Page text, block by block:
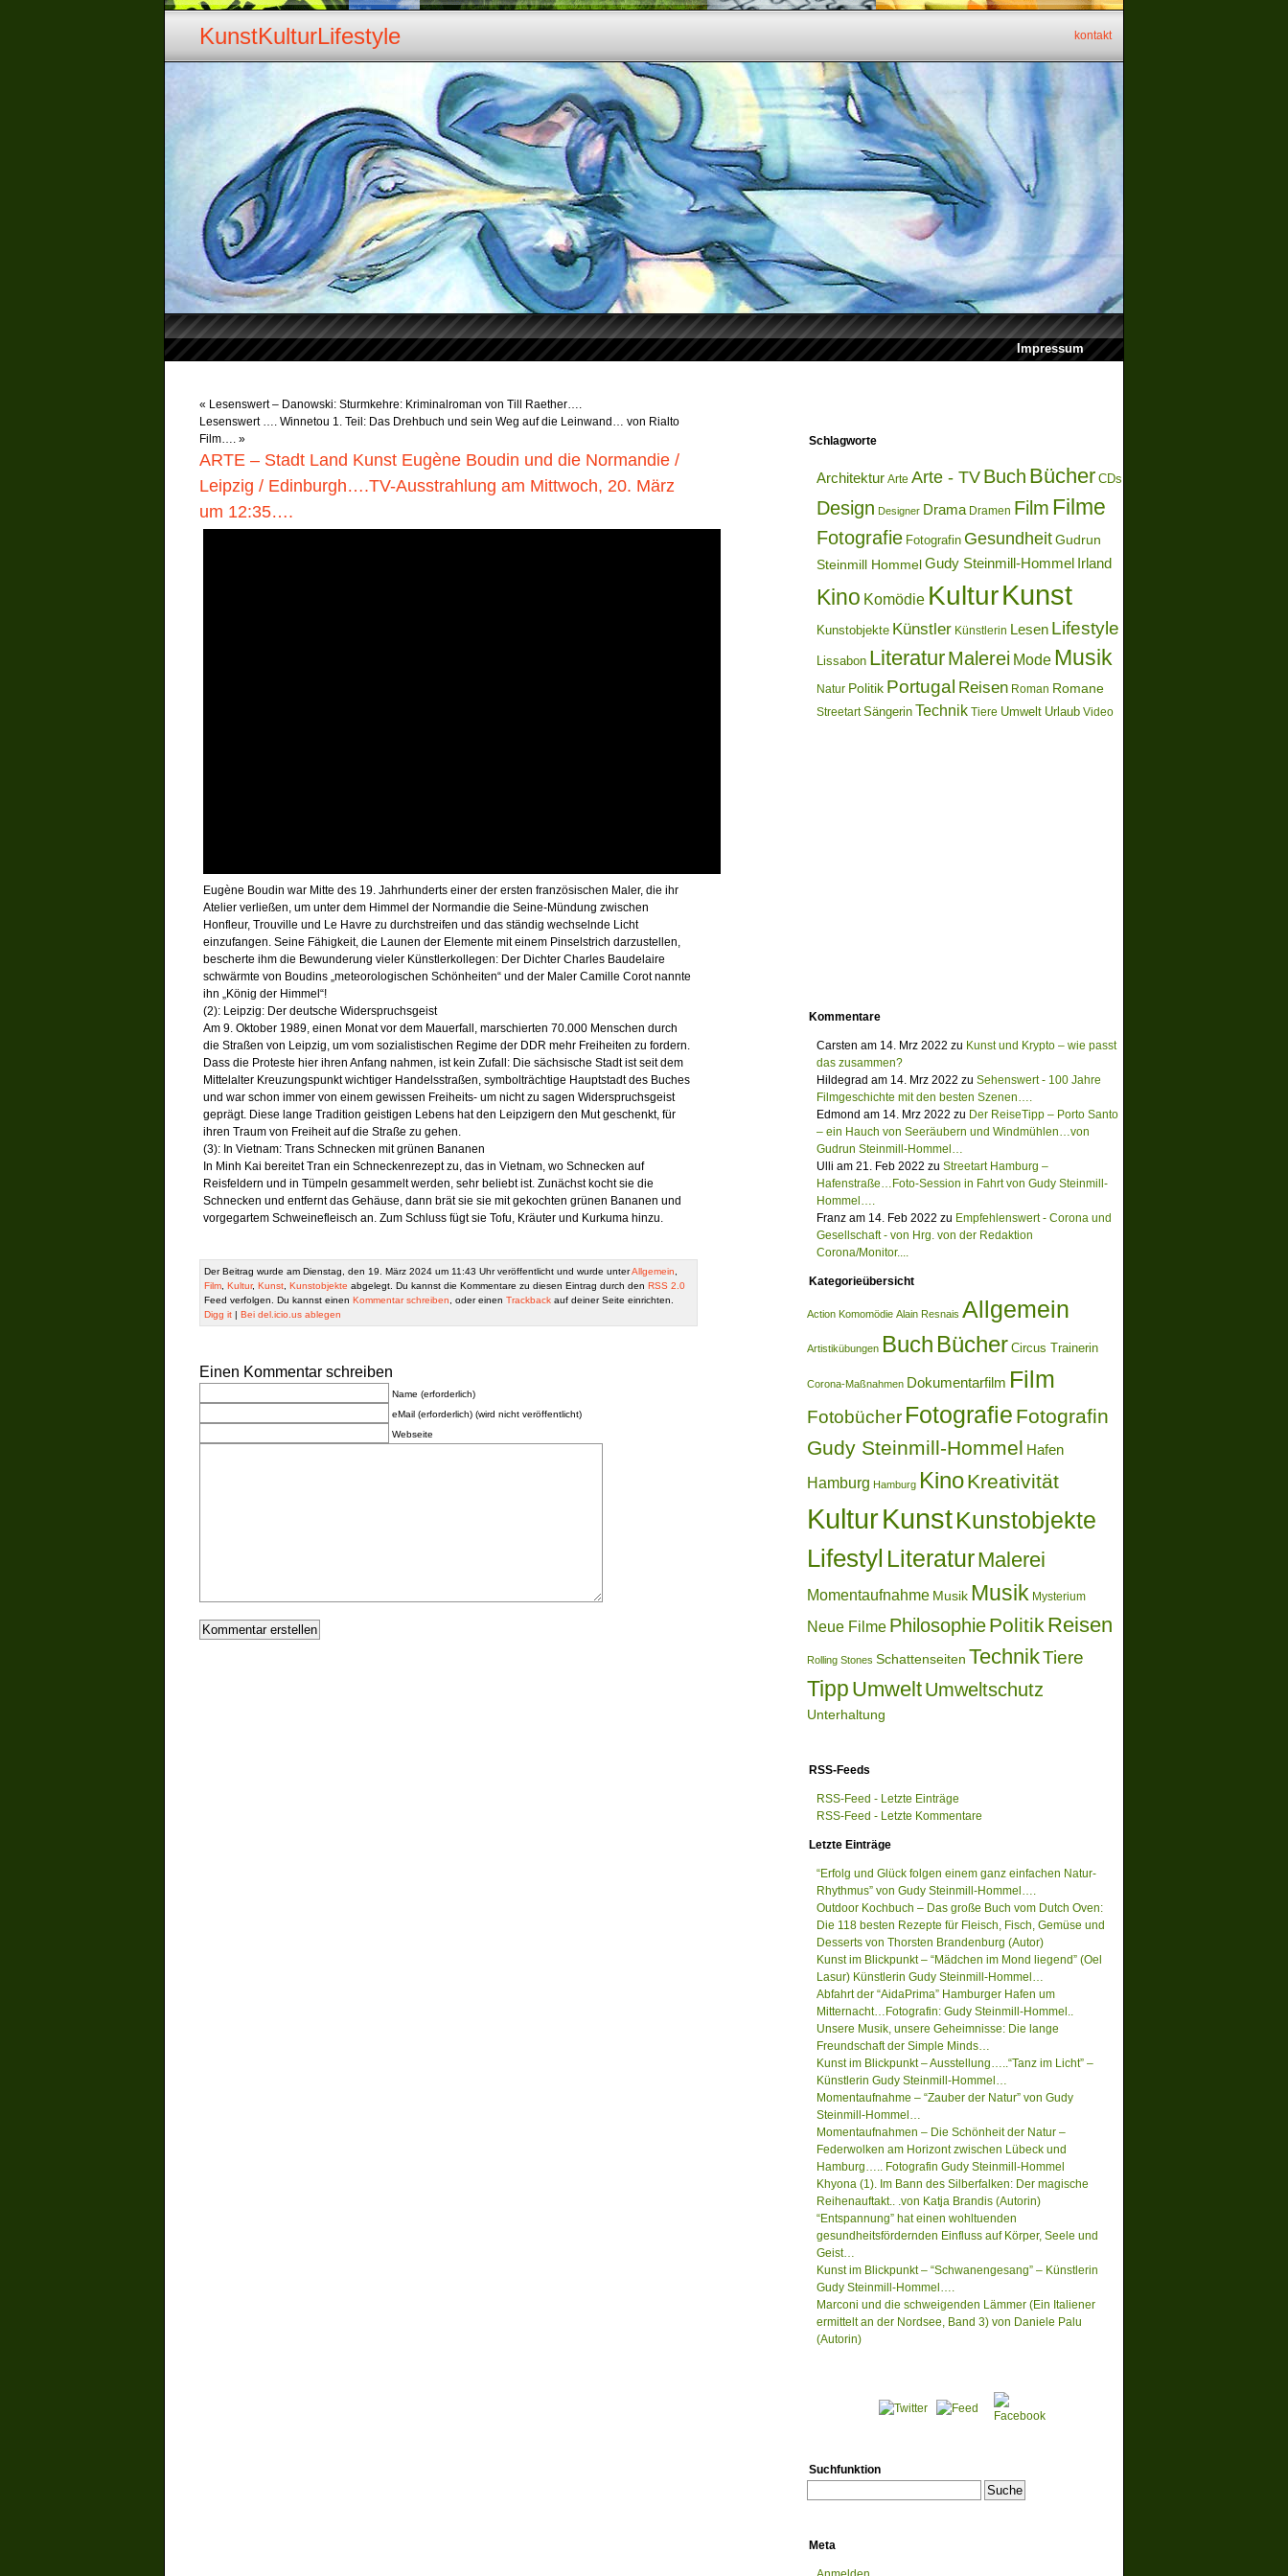
KunstKulturLifestyle kontakt
Impressum
« Lesenswert – Danowski: Sturmkehre: Kriminalroman von Till Raether….
Lesenswert …. Winnetou 1. Teil: Das Drehbuch und sein Weg auf die Leinwand… von Rialto
Film…. »
ARTE – Stadt Land Kunst Eugène Boudin und die Normandie /
Leipzig / Edinburgh….TV-Ausstrahlung am Mittwoch, 20. März
um 12:35….
Eugène Boudin war Mitte des 19. Jahrhunderts einer der ersten französischen Maler, die ihr
Atelier verließen, um unter dem Himmel der Normandie die Seine-Mündung zwischen
Honfleur, Trouville und Le Havre zu durchstreifen und das ständig wechselnde Licht
einzufangen. Seine Fähigkeit, die Launen der Elemente mit einem Pinselstrich darzustellen,
bescherte ihm die Bewunderung vieler Künstlerkollegen: Der Dichter Charles Baudelaire
schwärmte von Boudins „meteorologischen Schönheiten“ und der Maler Camille Corot nannte
ihn „König der Himmel“!
(2): Leipzig: Der deutsche Widerspruchsgeist
Am 9. Oktober 1989, einen Monat vor dem Mauerfall, marschierten 70.000 Menschen durch
die Straßen von Leipzig, um vom sozialistischen Regime der DDR mehr Freiheiten zu fordern.
Dass die Proteste hier ihren Anfang nahmen, ist kein Zufall: Die sächsische Stadt ist seit dem
Mittelalter Kreuzungspunkt wichtiger Handelsstraßen, symbolträchtige Hauptstadt des Buches
und war schon immer von einem gewissen Freiheits- um nicht zu sagen Widerspruchsgeist
geprägt. Diese lange Tradition geistigen Lebens hat den Leipzigern den Mut geschenkt, für
ihren Traum von Freiheit auf die Straße zu gehen.
(3): In Vietnam: Trans Schnecken mit grünen Bananen
In Minh Kai bereitet Tran ein Schneckenrezept zu, das in Vietnam, wo Schnecken auf
Reisfeldern und in Tümpeln gesammelt werden, sehr beliebt ist. Zunächst kocht sie die
Schnecken und entfernt das Gehäuse, dann brät sie sie mit gekochten grünen Bananen und
vorgegartem Schweinefleisch an. Zum Schluss fügt sie Tofu, Kräuter und Kurkuma hinzu.
Der Beitrag wurde am Dienstag, den 19. März 2024 um 11:43 Uhr veröffentlicht und wurde unterAllgemein
Film Kultur, Kunst Kunstobjekte abgelegt. Du kannst die Kommentare zu diesen Eintrag durch den RSS 2.0
Feed verfolgen. Du kannst einen Kommentar schreiben , oder einen Trackback auf deiner Seite einrichten.
Digg it | Bei del.icio.us ablegen
Einen Kommentar schreiben
Name (erforderlich)
eMail (erforderlich) (wird nicht veröffentlicht)
Webseite
Schlagworte
Architektur Arte Arte - TVBuch Bücher CDs
Design Designer Drama Dramen Film Filme
Fotografie Fotografin Gesundheit Gudrun
Steinmill Hommel Gudy Steinmill-Hommel Irland
Kino Komödie KulturKunst
Kunstobjekte Künstler Künstlerin Lesen Lifestyle
Lissabon LiteraturMalerei Mode Musik
Natur Politik Portugal Reisen Roman Romane
Streetart Sängerin Technik Tiere Umwelt Urlaub Video
Kommentare
Carsten am 14. Mrz 2022 zu Kunst und Krypto – wie passt
das zusammen?
Hildegrad am 14. Mrz 2022 zu Sehenswert - 100 Jahre
Filmgeschichte mit den besten Szenen….
Edmond am 14. Mrz 2022 zu Der ReiseTipp – Porto Santo
– ein Hauch von Seeräubern und Windmühlen…von
Gudrun Steinmill-Hommel…
Ulli am 21. Feb 2022 zu Streetart Hamburg –
Hafenstraße…Foto-Session in Fahrt von Gudy Steinmill-
Hommel….
Franz am 14. Feb 2022 zu Empfehlenswert - Corona und
Gesellschaft - von Hrg. von der Redaktion
Corona/Monitor....
Kategorieübersicht
Action Komomödie Alain Resnais Allgemein
Artistikübungen Buch Bücher Circus Trainerin
Corona-Maßnahmen Dokumentarfilm Film
Fotobücher Fotografie Fotografin
Gudy Steinmill-Hommel Hafen
Hamburg Hamburg KinoKreativität
KulturKunstKunstobjekte
Lifestyl LiteraturMalerei
Momentaufnahme Musik Musik Mysterium
Neue Filme PhilosophiePolitik Reisen
Rolling Stones Schattenseiten TechnikTiere
Tipp UmweltUmweltschutz
Unterhaltung
RSS-Feeds
RSS-Feed - Letzte Einträge
RSS-Feed - Letzte Kommentare
Letzte Einträge
“Erfolg und Glück folgen einem ganz einfachen Natur-
Rhythmus” von Gudy Steinmill-Hommel….
Outdoor Kochbuch – Das große Buch vom Dutch Oven:
Die 118 besten Rezepte für Fleisch, Fisch, Gemüse und
Desserts von Thorsten Brandenburg (Autor)
Kunst im Blickpunkt – “Mädchen im Mond liegend” (Oel
Lasur) Künstlerin Gudy Steinmill-Hommel…
Abfahrt der “AidaPrima” Hamburger Hafen um
Mitternacht…Fotografin: Gudy Steinmill-Hommel..
Unsere Musik, unsere Geheimnisse: Die lange
Freundschaft der Simple Minds…
Kunst im Blickpunkt – Ausstellung…..“Tanz im Licht” –
Künstlerin Gudy Steinmill-Hommel…
Momentaufnahme – “Zauber der Natur” von Gudy
Steinmill-Hommel…
Momentaufnahmen – Die Schönheit der Natur –
Federwolken am Horizont zwischen Lübeck und
Hamburg….. Fotografin Gudy Steinmill-Hommel
Khyona (1). Im Bann des Silberfalken: Der magische
Reihenauftakt.. .von Katja Brandis (Autorin)
“Entspannung” hat einen wohltuenden
gesundheitsfördernden Einfluss auf Körper, Seele und
Geist…
Kunst im Blickpunkt – “Schwanengesang” – Künstlerin
Gudy Steinmill-Hommel….
Marconi und die schweigenden Lämmer (Ein Italiener
ermittelt an der Nordsee, Band 3) von Daniele Palu
(Autorin)
Suchfunktion
Meta